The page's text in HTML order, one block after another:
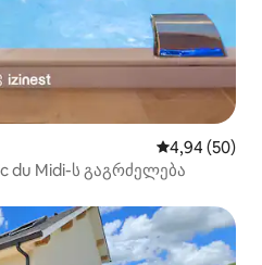
საშუალო
4,94 (50)
du Midi-ს გაგრძელება